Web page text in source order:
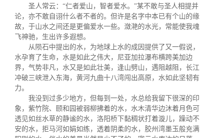
校友讲坛
校友视界
终身学习
校友总会
圣人常云：“仁者爱山，智者爱水。”某不敢与圣人相提并
论，亦不敢自诩什么者不者的。但许是名字中本已有个山的缘
故，于山水之间还是更偏爱水一些。潋滟的水光，常能使我魂
飞神驰，生出许多遐想。
从陨石中提出的水，为地球上水的成因提供了又一假说，
水孕育了生命，水是如此之伟大，尼亚加拉瀑布横跨美加边
界，气势非凡，水又是如此壮美，逢山劈山，遇阻越阻，长江
冲破三峡泄入东海，黄河九曲十八湾闯出高原，水如此坚韧有
力。
我没到过多少地方，但每到一处，水总给我留下很深的印
象，紫竹院、颐和园被弱柳拂着的水，水木清华边沐着月色可
透见如丝水草的静谧的水，洛阳桥下黏稠状打着漩儿，躁动不
安的水，拒马河如娟如练，透着阴柔的水，胶州湾墨玉般充满